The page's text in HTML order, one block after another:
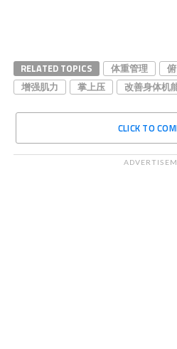
RELATED TOPICS 体重管理
增强肌力
掌上压 改善身体机
CLICK TO